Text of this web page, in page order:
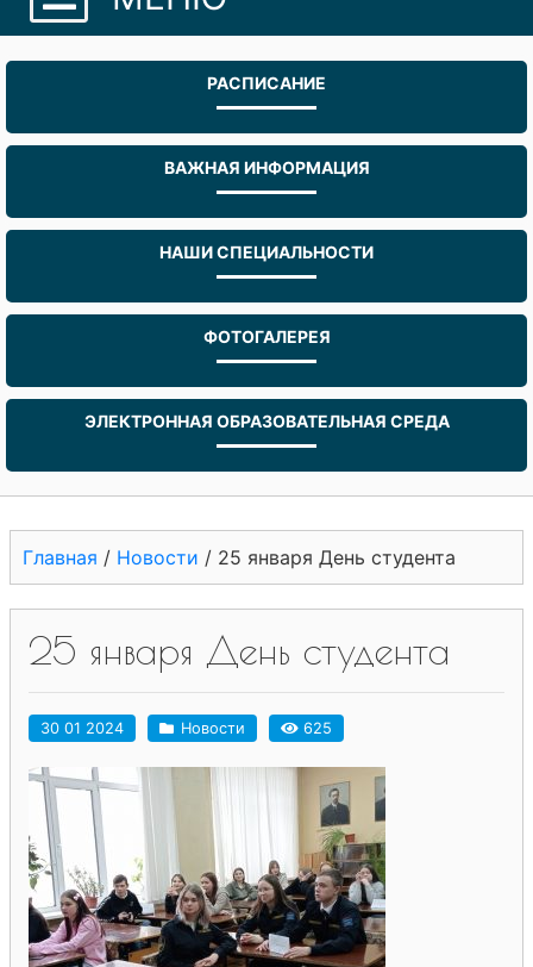
РАСПИСАНИЕ
ВАЖНАЯ ИНФОРМАЦИЯ
НАШИ СПЕЦИАЛЬНОСТИ
ФОТОГАЛЕРЕЯ
ЭЛЕКТРОННАЯ ОБРАЗОВАТЕЛЬНАЯ СРЕДА
Главная / Новости / 25 января День студента
25 января День студента
30 01 2024 Новости 625